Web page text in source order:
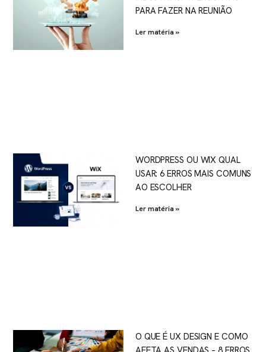
PARA FAZER NA REUNIÃO
Ler matéria »
WORDPRESS OU WIX QUAL
USAR: 6 ERROS MAIS COMUNS
AO ESCOLHER
Ler matéria »
O QUE É UX DESIGN E COMO